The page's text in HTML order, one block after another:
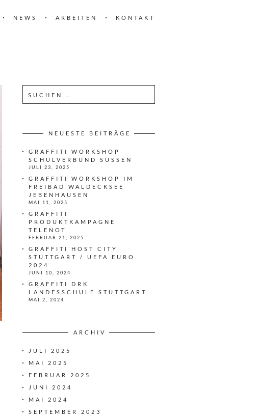
NEWS ARBEITEN KONTAKT
e
n
NEUESTE BEITRÄGE
GRAFFITI WORKSHOP
SCHULVERBUND SÜSSEN
JULI 23, 2025
GRAFFITI WORKSHOP IM
FREIBAD WALDECKSEE
JEBENHAUSEN
MAI 11, 2025
GRAFFITI
PRODUKTKAMPAGNE
TELENOT
FEBRUAR 21, 2025
GRAFFITI HOST CITY
STUTTGART / UEFA EURO
2024
JUNI 10, 2024
GRAFFITI DRK
LANDESSCHULE STUTTGART
MAI 2, 2024
ARCHIV
JULI 2025
MAI 2025
FEBRUAR 2025
JUNI 2024
MAI 2024
SEPTEMBER 2023